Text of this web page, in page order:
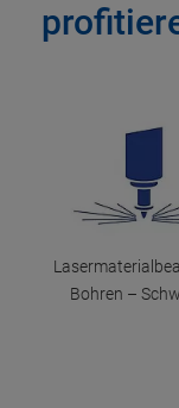
Bohren –